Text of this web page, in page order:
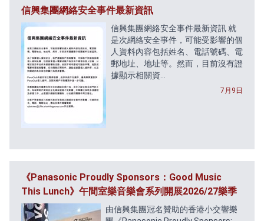
信興集團網絡安全事件最新資訊
信興集團網絡安全事件最新資訊 就
是次網絡安全事件，可能受影響的個
人資料內容包括姓名、電話號碼、電
郵地址、地址等。然而，目前沒有證
據顯示相關資...
7月9日
《Panasonic Proudly Sponsors：Good Music
This Lunch》午間室樂音樂會系列開展2026/27樂季
由信興集團冠名贊助的香港小交響樂